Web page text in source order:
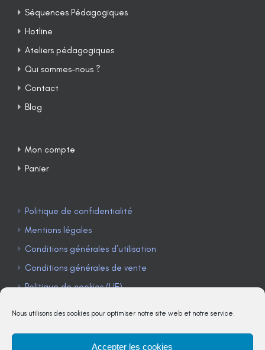
Nous utilisons des cookies pour optimiser notre site web et notre service.
Accepter les cookies
Séquences Pédagogiques
Hotline
Ateliers pédagogiques
Qui sommes-nous ?
Contact
Blog
Mon compte
Panier
Politique de confidentialité
Mentions légales
Conditions générales d’utilisation
Conditions générales de vente
Politique de cookies (UE)